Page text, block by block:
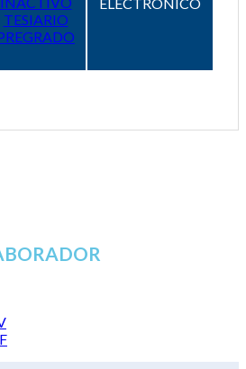
TESIARIO